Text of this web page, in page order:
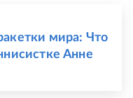
мира: Что
Анне